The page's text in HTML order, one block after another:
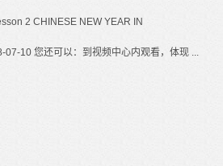
2 CHINESE NEW YEAR IN
07-10 您还可以：到视频中心内观看，体现 ...